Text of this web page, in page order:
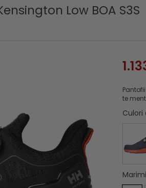
Low BOA S3S
te